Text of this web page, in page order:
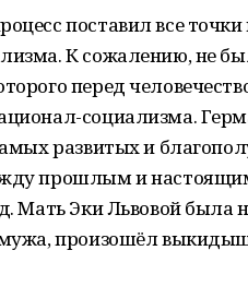
поставил все
К сожалению, не
перед
социализма.
развитых и
прошлым и
Мать Эки Львовой была
произошёл